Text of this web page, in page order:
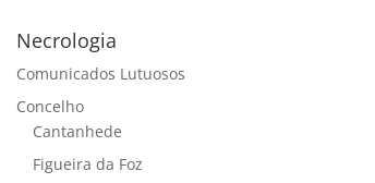
Necrologia
Comunicados Lutuosos
Concelho
Cantanhede
Figueira da Foz